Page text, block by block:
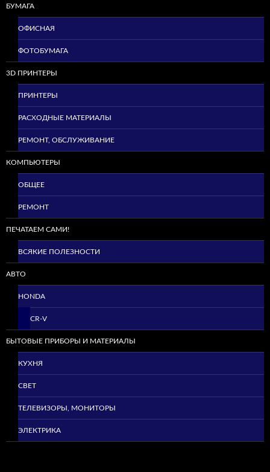
БУМАГА
ОФИСНАЯ
ФОТОБУМАГА
3D ПРИНТЕРЫ
ПРИНТЕРЫ
РАСХОДНЫЕ МАТЕРИАЛЫ
РЕМОНТ, ОБСЛУЖИВАНИЕ
КОМПЬЮТЕРЫ
ОБЩЕЕ
РЕМОНТ
ПЕЧАТАЕМ САМИ!
ВСЯКИЕ ПОЛЕЗНОСТИ
АВТО
HONDA
CR-V
БЫТОВЫЕ ПРИБОРЫ И МАТЕРИАЛЫ
КУХНЯ
СВЕТ
ТЕЛЕВИЗОРЫ, МОНИТОРЫ
ЭЛЕКТРИКА